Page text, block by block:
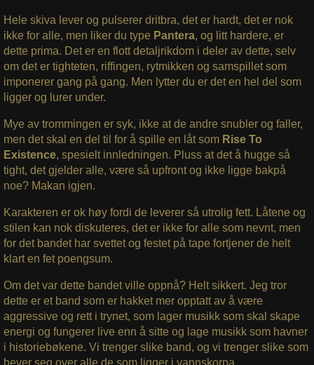
Hele skiva lever og pulserer dritbra, det er hardt, det er nok
ikke for alle, men liker du type Pantera, og litt hardere, er
dette prima. Det er en flott detaljrikdom i deler av dette, selv
om det er tighteten, riffingen, rytmikken og samspillet som
imponerer gang på gang. Men lytter du er det en hel del som
ligger og lurer under.
Mye av trommingen er syk, ikke at de andre snubler og faller,
men det skal en del til for å spille en låt som Rise To
Existence, spesielt innledningen. Pluss at det å hugge så
tight, det gjelder alle, være så upfront og ikke ligge bakpå
noe? Makan igjen.
Karakteren er ok høy fordi de leverer så utrolig fett. Låtene og
stilen kan nok diskuteres, det er ikke for alle som nevnt, men
for det bandet har svettet og festet på tape fortjener de helt
klart en fet poengsum.
Om det var dette bandet ville oppnå? Helt sikkert. Jeg tror
dette er et band som er hakket mer opptatt av å være
aggressive og rett i trynet, som lager musikk som skal skape
energi og fungerer live enn å sitte og lage musikk som havner
i historiebøkene. Vi trenger slike band, og vi trenger slike som
hever seg over alle de som ligger i vannskorpa.